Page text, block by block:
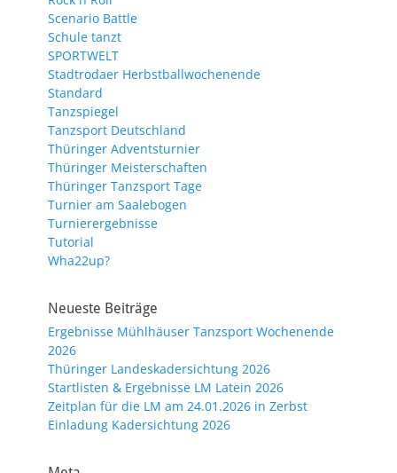
Scenario Battle
Schule tanzt
SPORTWELT
Stadtrodaer Herbstballwochenende
Standard
Tanzspiegel
Tanzsport Deutschland
Thüringer Adventsturnier
Thüringer Meisterschaften
Thüringer Tanzsport Tage
Turnier am Saalebogen
Turnierergebnisse
Tutorial
Wha22up?
Neueste Beiträge
Ergebnisse Mühlhäuser Tanzsport Wochenende
2026
Thüringer Landeskadersichtung 2026
Startlisten & Ergebnisse LM Latein 2026
Zeitplan für die LM am 24.01.2026 in Zerbst
Einladung Kadersichtung 2026